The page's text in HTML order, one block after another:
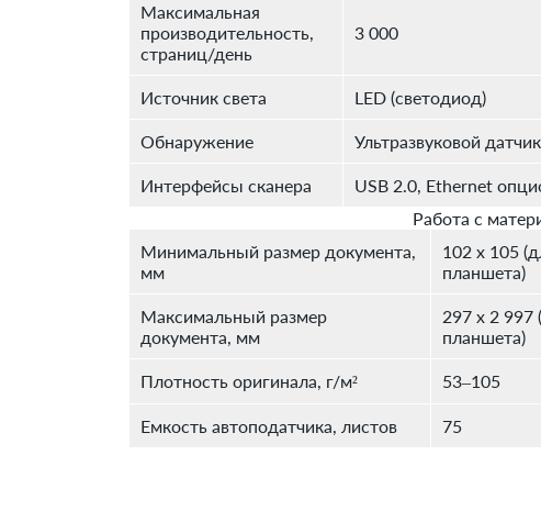
Максимальная
производительность,
страниц/день
3 000
Источник света LED (светодиод)
Обнаружение Ультразвуковой
Интерфейсы сканера
USB 2.0, Ethernet
Работа с
Минимальный размер документа,
мм
102 x 105
планшета)
Максимальный размер
документа, мм
297 x 2 997
планшета)
Плотность оригинала, г/м² 53–105
Емкость автоподатчика, листов 75